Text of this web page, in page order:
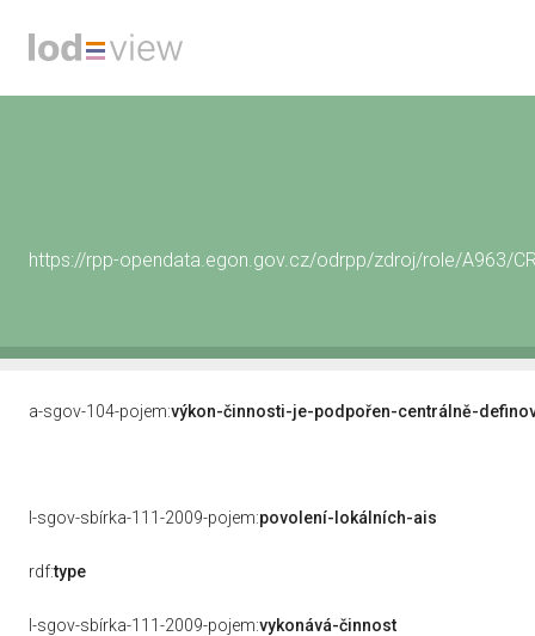
https://rpp-opendata.egon.gov.cz/odrpp/zdroj/role/A963/
a-sgov-104-pojem:výkon-činnosti-je-podpořen-centrálně-
l-sgov-sbírka-111-2009-pojem:povolení-lokálních-ais
rdf:type
l-sgov-sbírka-111-2009-pojem:vykonává-činnost